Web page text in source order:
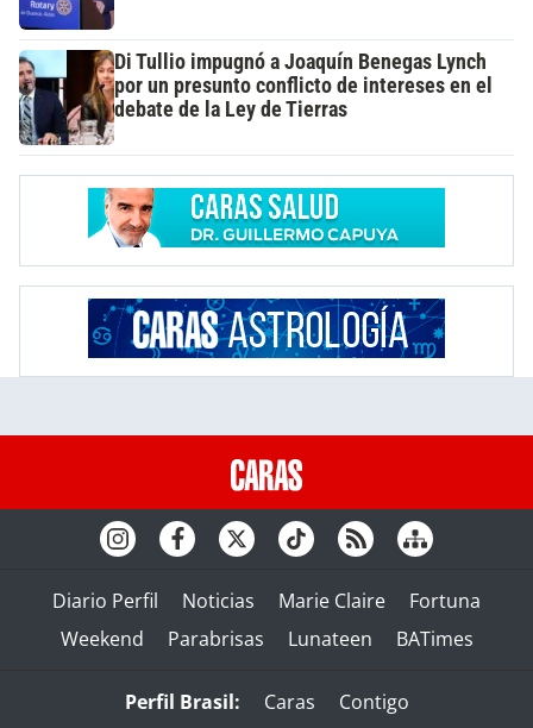
Di Tullio impugnó a Joaquín Benegas Lynch
por un presunto conflicto de intereses en el
debate de la Ley de Tierras
Diario Perfil Noticias Marie Claire
Fortuna
Weekend
Parabrisas Lunateen BATimes
Perfil Brasil: Caras
Contigo